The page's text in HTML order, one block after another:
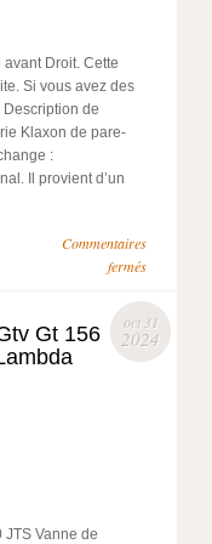
Droit. Cette
Si vous avez des
Description de
Klaxon de pare-
:
Il provient d’un
Commentaires
fermés
oct 31
2024
Gt 156
JTS Vanne de